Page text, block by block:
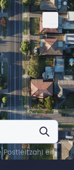
Postleitzahl ein.